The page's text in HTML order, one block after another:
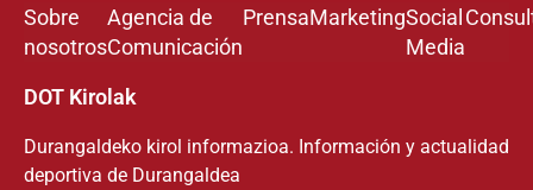
Sobre
nosotros
Agencia de
Comunicación
PrensaMarketingSocial
Media
DOT Kirolak
Durangaldeko kirol informazioa. Información y actualidad
deportiva de Durangaldea